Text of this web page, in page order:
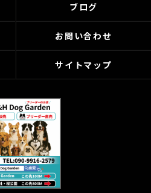
ブログ
お問い合わせ
サイトマップ